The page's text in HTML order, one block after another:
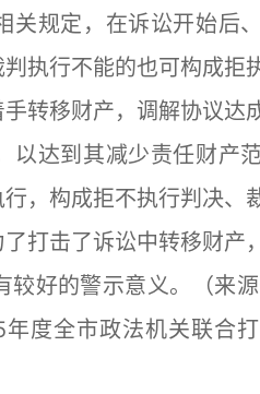
关规定，在诉讼开始后
执行不能的也可构成拒
转移财产，调解协议达
以达到其减少责任财产
，构成拒不执行判决、
打击了诉讼中转移财产
较好的警示意义。（来
度全市政法机关联合